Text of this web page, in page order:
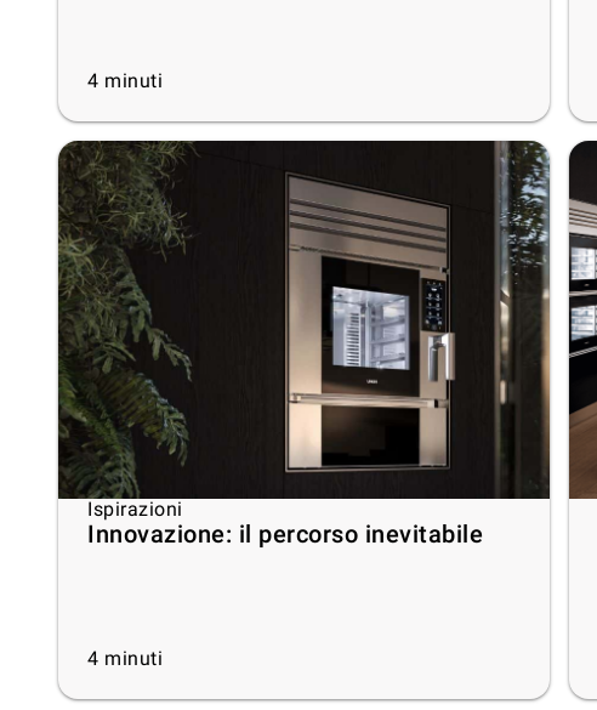
4 minuti
Ispirazioni
Innovazione: il percorso inevitabile
4 minuti